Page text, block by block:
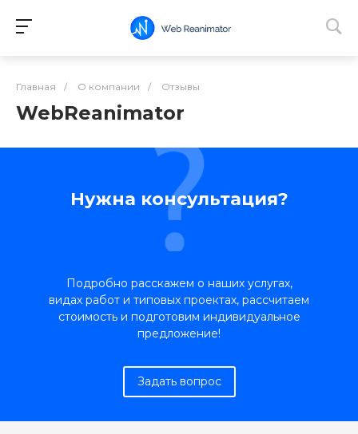
Главная / О компании / Отзывы
WebReanimator
Нужна консультация?
Подробно расскажем о наших услугах,
видах работ и типовых проектах, рассчитаем
стоимость и подготовим индивидуальное
предложение!
Задать вопрос